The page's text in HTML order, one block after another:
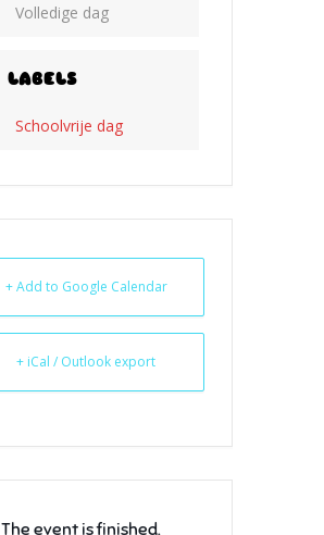
Volledige dag
LABELS
Schoolvrije dag
+ Add to Google Calendar
+ iCal / Outlook export
The event is finished.